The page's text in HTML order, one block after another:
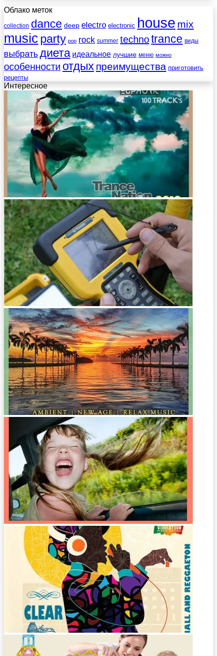
Облако меток
collection dance deep electro electronic house mix
music party pop rock summer technotrance виды
выбратьдиета идеальное лучшие меню можно
особенности отдых преимущества приготовить
рецепты
Интересное